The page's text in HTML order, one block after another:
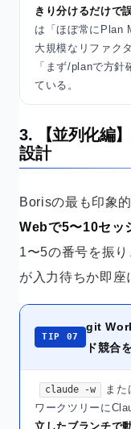
きり分けるだけで
は「ほぼ常にPlan
大規模なリファク
「まず/planで方
ている。
3. 【並列化編
設計
Borisの最も印象
Webで5〜10セッ
1〜5の番号を振
が入力待ちか即座
TIP 07
git
ド競合
claude -w また
ワークツリーに
立したブランチで